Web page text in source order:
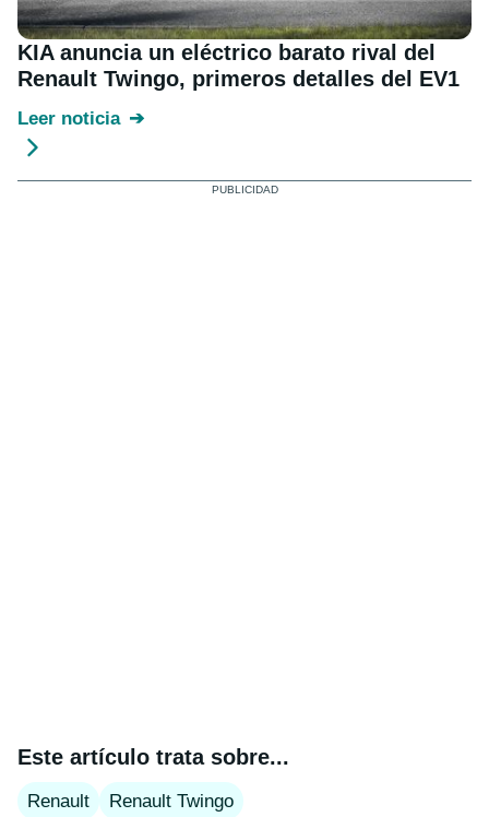
KIA anuncia un eléctrico barato rival del
Renault Twingo, primeros detalles del EV1
Leer noticia
Este artículo trata sobre...
Renault Renault Twingo